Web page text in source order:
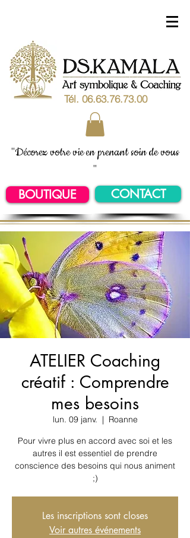
Tél. 06.63.76.73.00
"Décorez votre vie en prenant soin de vous
"
BOUTIQUE CONTACT
ATELIER Coaching
créatif : Comprendre
mes besoins
lun. 09 janv.
  |
Roanne
Pour vivre plus en accord avec soi et les
autres il est essentiel de prendre
conscience des besoins qui nous animent
;)
Les inscriptions sont closes
Voir autres événements